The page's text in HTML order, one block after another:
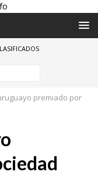
premiado por